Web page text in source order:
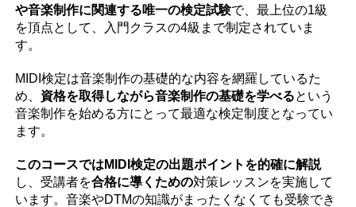
や音楽制作に関連する唯一の検定試験で、最上位の1級
を頂点として、入門クラスの4級まで制定されていま
す。
MIDI検定は音楽制作の基礎的な内容を網羅しているた
め、 資格を取得しながら音楽制作の基礎を学べるという
音楽制作を始める方にとって最適な検定制度となってい
ます。
このコースではMIDI検定の出題ポイントを的確に解説
し、受講者を合格に導くための対策レッスンを実施して
います。音楽やDTMの知識がまったくなくても受験でき